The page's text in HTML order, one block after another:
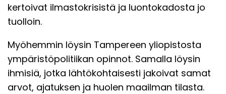
kertoivat ilmastokrisistä ja luontokadosta jo
tuolloin.
Myöhemmin löysin Tampereen yliopistosta
ympäristöpolitiikan opinnot. Samalla löysin
ihmisiä, jotka lähtökohtaisesti jakoivat samat
arvot, ajatuksen ja huolen maailman tilasta.